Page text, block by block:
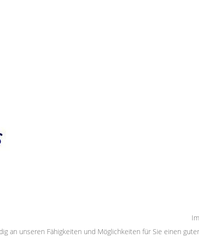
an unseren Fähigkeiten und Möglichkeiten für Sie einen